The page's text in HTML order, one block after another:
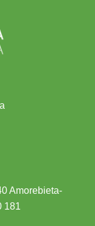
Amorebieta-
181